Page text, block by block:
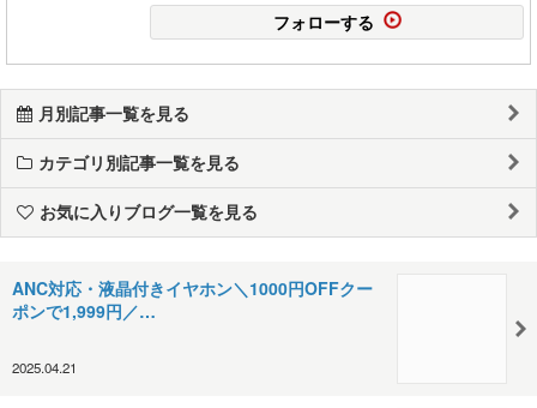
フォローする
月別記事一覧を見る
カテゴリ別記事一覧を見る
お気に入りブログ一覧を見る
ANC対応・液晶付きイヤホン＼1000円OFFクー
ポンで1,999円／…
2025.04.21